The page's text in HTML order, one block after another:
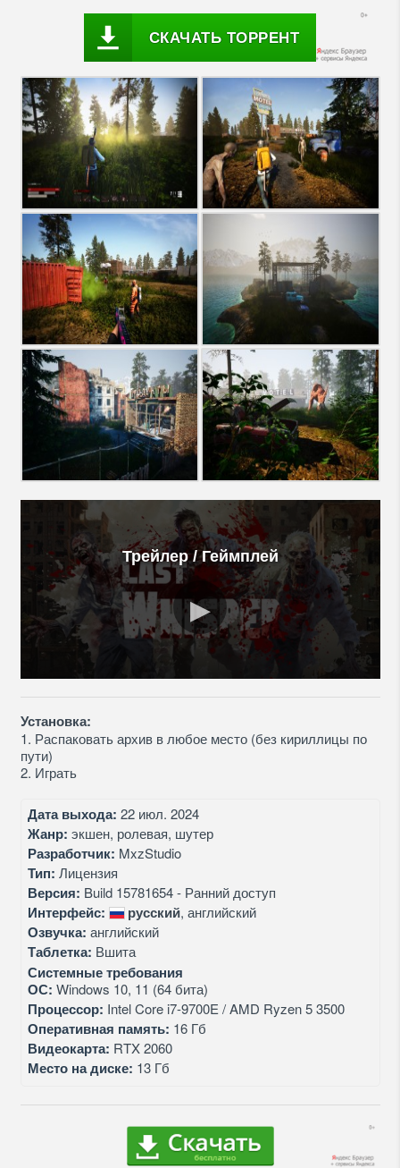
СКАЧАТЬ ТОРРЕНТ
Трейлер / Геймплей
Установка:
1. Распаковать архив в любое место (без кириллицы по
пути)
2. Играть
Дата выхода: 22 июл. 2024
Жанр: экшен, ролевая, шутер
Разработчик: MxzStudio
Тип: Лицензия
Версия: Build 15781654 - Ранний доступ
Интерфейс: русский, английский
Озвучка: английский
Таблетка: Вшита
Системные требования
ОС: Windows 10, 11 (64 бита)
Процессор: Intel Core i7-9700E / AMD Ryzen 5 3500
Оперативная память: 16 Гб
Видеокарта: RTX 2060
Место на диске: 13 Гб